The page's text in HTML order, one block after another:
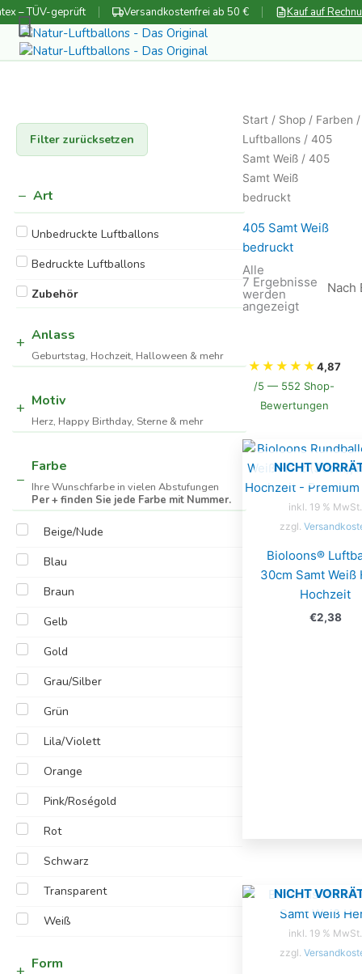
Zum
Inhalt
springen
– TÜV-geprüft Versandkostenfrei ab 50 € Kauf auf
Filter zurücksetzen
Art
Unbedruckte Luftballons
Bedruckte Luftballons
Zubehör
Anlass
Geburtstag, Hochzeit, Halloween & mehr
Motiv
Herz, Happy Birthday, Sterne & mehr
Farbe
Ihre Wunschfarbe in vielen Abstufungen
Per + finden Sie jede Farbe mit Nummer.
Beige/Nude
Blau
Braun
Gelb
Gold
Grau/Silber
Grün
Lila/Violett
Orange
Pink/Roségold
Rot
Schwarz
Transparent
Weiß
Form
Start / Shop / Farben
Luftballons / 405
Samt Weiß / 405
Samt Weiß
bedruckt
405 Samt Weiß
bedruckt
Alle
7 Ergebnisse
werden
angezeigtNach
★ ★ ★ ★ ★4,87
/5 — 552 Shop-
Bewertungen
NICHT
inkl. 19 % MwSt.
zzgl.
Bioloons®
30cm Samt Weiß
Hochzeit
€2,38
NICHT
inkl. 19 % MwSt.
zzgl.